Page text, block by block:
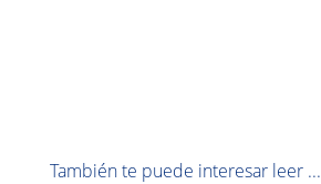
También te puede interesar leer ...